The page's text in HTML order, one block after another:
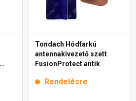
Tondach Hódfarkú
antennakivezető szett
FusionProtect antik
Rendelésre